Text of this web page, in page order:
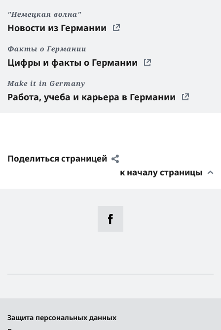
"Немецкая волна"
Новости из Германии
Факты о Германии
Цифры и факты о Германии
Make it in Germany
Работа, учеба и карьера в Германии
Поделиться страницей
к началу страницы
Защита персональных данных